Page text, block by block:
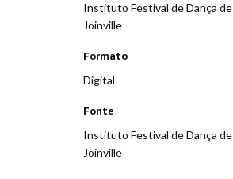
Instituto Festival de Dança de
Joinville
Formato
Digital
Fonte
Instituto Festival de Dança de
Joinville